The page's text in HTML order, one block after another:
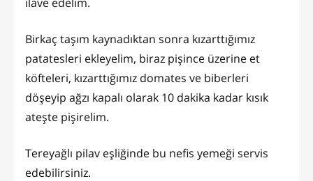
Birkaç taşım kaynadıktan sonra kızarttığımız
patatesleri ekleyelim, biraz pişince üzerine et
köfteleri, kızarttığımız domates ve biberleri
döşeyip ağzı kapalı olarak 10 dakika kadar kısık
ateşte pişirelim.
Tereyağlı pilav eşliğinde bu nefis yemeği servis
edebilirsiniz.